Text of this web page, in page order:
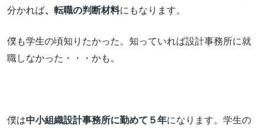
分かれば、転職の判断材料にもなります。
僕も学生の頃知りたかった。知っていれば設計事務所に就
職しなかった・・・かも。
僕は中小組織設計事務所に勤めて５年になります。学生の